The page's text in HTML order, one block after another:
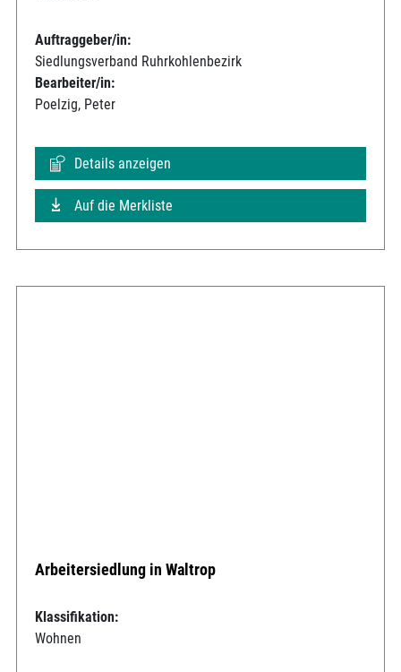
Auftraggeber/in:
Siedlungsverband Ruhrkohlenbezirk
Bearbeiter/in:
Poelzig, Peter
Details anzeigen
Auf die Merkliste
Arbeitersiedlung in Waltrop
Klassifikation:
Wohnen